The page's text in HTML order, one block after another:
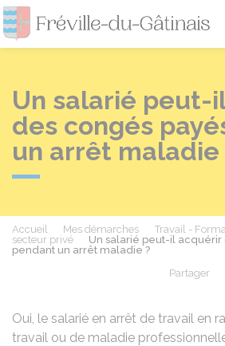
Un salarié peut-
des congés
un arrêt maladie
Accueil Mes démarches Travail -
secteur privé
Un salarié peut-il acquérir
pendant un arrêt maladie ?
Partager
Oui, le salarié en arrêt de travail en
travail ou de maladie